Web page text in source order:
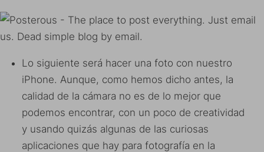
Lo siguiente será hacer una foto con nuestro
iPhone. Aunque, como hemos dicho antes, la
calidad de la cámara no es de lo mejor que
podemos encontrar, con un poco de creatividad
y usando quizás algunas de las curiosas
aplicaciones que hay para fotografía en la